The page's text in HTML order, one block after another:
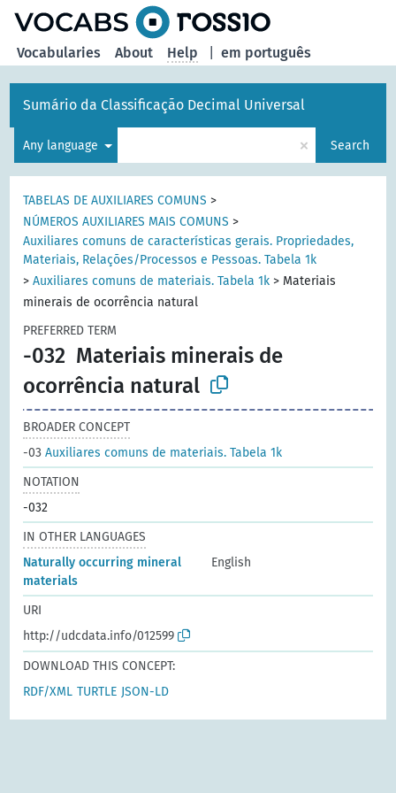
em português
Vocabularies About Help
Sumário da Classificação Decimal Universal
Any language × Search
TABELAS DE AUXILIARES COMUNS >
NÚMEROS AUXILIARES MAIS COMUNS >
Auxiliares comuns de características gerais. Propriedades,
Materiais, Relações/Processos e Pessoas. Tabela 1k
>Auxiliares comuns de materiais. Tabela 1k > Materiais
minerais de ocorrência natural
PREFERRED TERM
-032 Materiais minerais de
ocorrência natural
BROADER CONCEPT
-03Auxiliares comuns de materiais. Tabela 1k
NOTATION
-032
IN OTHER LANGUAGES
Naturally occurring mineral
materials
English
URI
http://udcdata.info/012599
DOWNLOAD THIS CONCEPT:
RDF/XML TURTLE JSON-LD